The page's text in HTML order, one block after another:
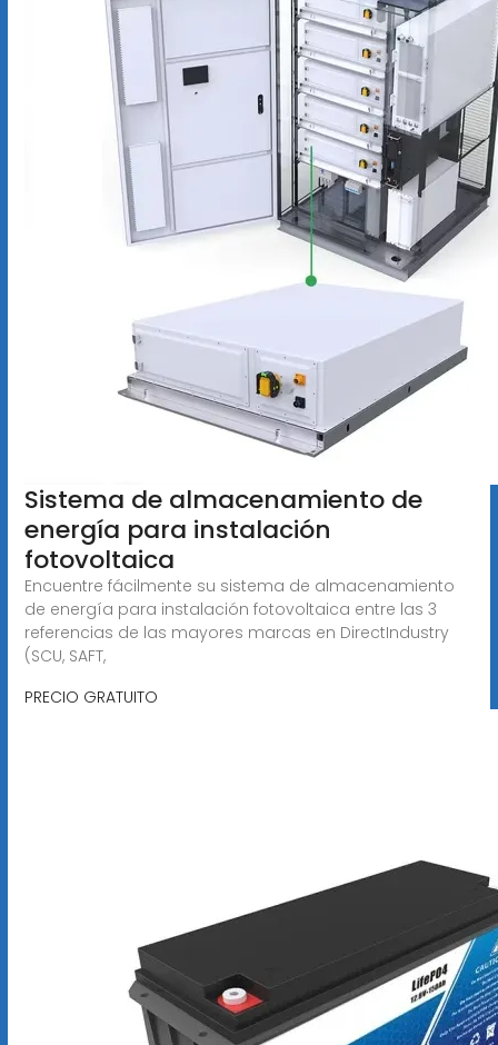
Sistema de almacenamiento de
energía para instalación
fotovoltaica
Encuentre fácilmente su sistema de almacenamiento
de energía para instalación fotovoltaica entre las 3
referencias de las mayores marcas en DirectIndustry
(SCU, SAFT,
PRECIO GRATUITO